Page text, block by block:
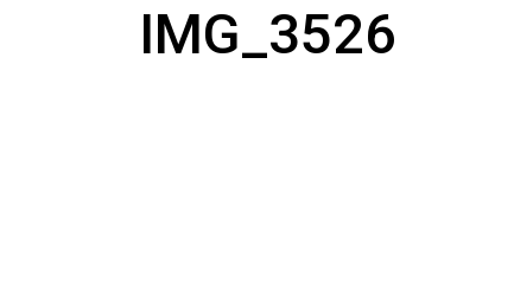
IMG_3526